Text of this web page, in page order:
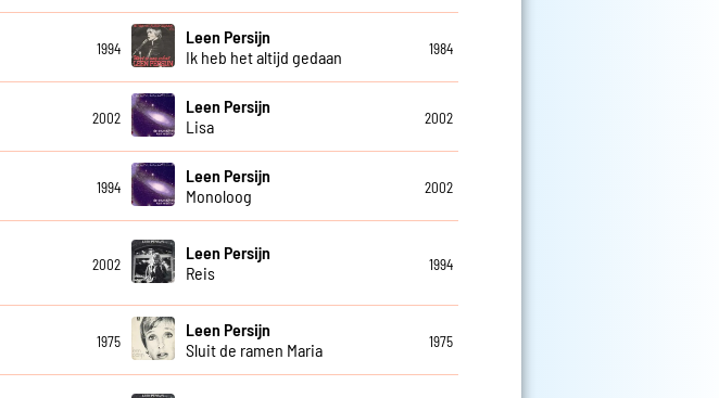
1994
Leen Persijn
Ik heb het altijd gedaan
1984
2002
Leen Persijn
Lisa
2002
1994
Leen Persijn
Monoloog
2002
2002
Leen Persijn
Reis
1994
1975
Leen Persijn
Sluit de ramen Maria
1975